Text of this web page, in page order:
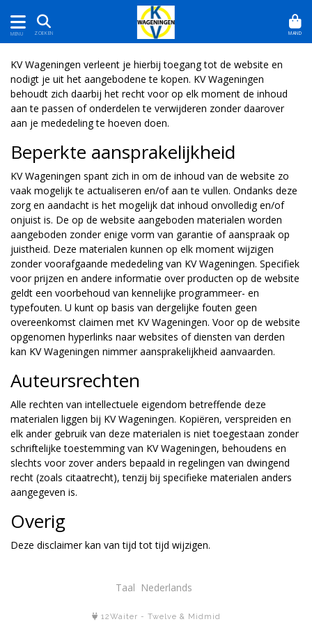
MENU ZOEKEN MAND
KV Wageningen verleent je hierbij toegang tot de website en
nodigt je uit het aangebodene te kopen. KV Wageningen
behoudt zich daarbij het recht voor op elk moment de inhoud
aan te passen of onderdelen te verwijderen zonder daarover
aan je mededeling te hoeven doen.
Beperkte aansprakelijkheid
KV Wageningen spant zich in om de inhoud van de website zo
vaak mogelijk te actualiseren en/of aan te vullen. Ondanks deze
zorg en aandacht is het mogelijk dat inhoud onvolledig en/of
onjuist is. De op de website aangeboden materialen worden
aangeboden zonder enige vorm van garantie of aanspraak op
juistheid. Deze materialen kunnen op elk moment wijzigen
zonder voorafgaande mededeling van KV Wageningen. Specifiek
voor prijzen en andere informatie over producten op de website
geldt een voorbehoud van kennelijke programmeer- en
typefouten. U kunt op basis van dergelijke fouten geen
overeenkomst claimen met KV Wageningen. Voor op de website
opgenomen hyperlinks naar websites of diensten van derden
kan KV Wageningen nimmer aansprakelijkheid aanvaarden.
Auteursrechten
Alle rechten van intellectuele eigendom betreffende deze
materialen liggen bij KV Wageningen. Kopiëren, verspreiden en
elk ander gebruik van deze materialen is niet toegestaan zonder
schriftelijke toestemming van KV Wageningen, behoudens en
slechts voor zover anders bepaald in regelingen van dwingend
recht (zoals citaatrecht), tenzij bij specifieke materialen anders
aangegeven is.
Overig
Deze disclaimer kan van tijd tot tijd wijzigen.
Taal
12Waiter - Twelve & Midmid